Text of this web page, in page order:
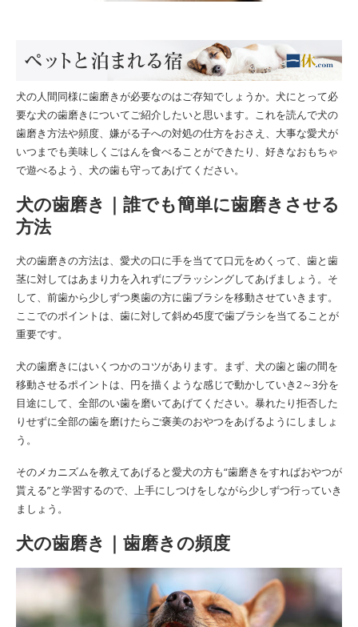
犬の人間同様に歯磨きが必要なのはご存知でしょうか。犬にとって必
要な犬の歯磨きについてご紹介したいと思います。これを読んで犬の
歯磨き方法や頻度、嫌がる子への対処の仕方をおさえ、大事な愛犬が
いつまでも美味しくごはんを食べることができたり、好きなおもちゃ
で遊べるよう、犬の歯も守ってあげてください。
犬の歯磨き｜誰でも簡単に歯磨きさせる
方法
犬の歯磨きの方法は、愛犬の口に手を当てて口元をめくって、歯と歯
茎に対してはあまり力を入れずにブラッシングしてあげましょう。そ
して、前歯から少しずつ奥歯の方に歯ブラシを移動させていきます。
ここでのポイントは、歯に対して斜め45度で歯ブラシを当てることが
重要です。
犬の歯磨きにはいくつかのコツがあります。まず、犬の歯と歯の間を
移動させるポイントは、円を描くような感じで動かしていき2～3分を
目途にして、全部のい歯を磨いてあげてください。暴れたり拒否した
りせずに全部の歯を磨けたらご褒美のおやつをあげるようにしましょ
う。
そのメカニズムを教えてあげると愛犬の方も“歯磨きをすればおやつが
貰える”と学習するので、上手にしつけをしながら少しずつ行っていき
ましょう。
犬の歯磨き｜歯磨きの頻度